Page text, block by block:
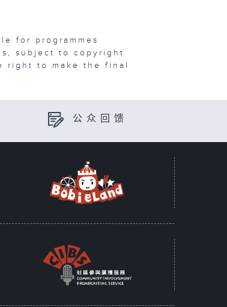
for programmes
subject to copyright
right to make the final
公众回馈